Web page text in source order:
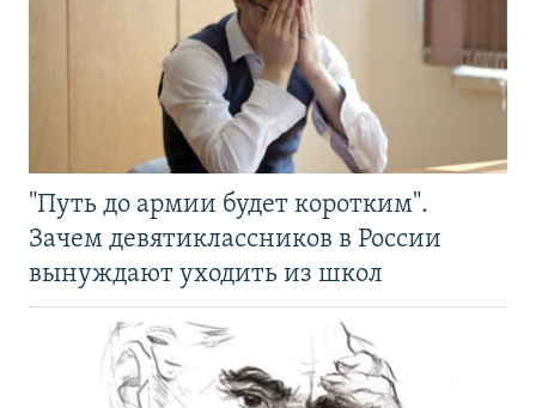
"Путь до армии будет коротким".
Зачем девятиклассников в России
вынуждают уходить из школ